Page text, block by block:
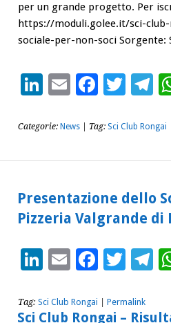
per un grande progetto. Per
https://moduli.golee.it/sci-
sociale-per-non-soci Sorgente:
LinkedIn
Email
Categorie: News| Tag: Sci Club Rongai
Presentazione dello
Pizzeria Valgrande
LinkedIn
Email
Tag: Sci Club Rongai Permalink
Sci Club Rongai –